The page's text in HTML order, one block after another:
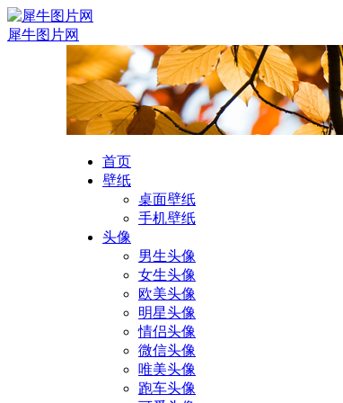
犀牛图片网
首页
壁纸
桌面壁纸
手机壁纸
头像
男生头像
女生头像
欧美头像
明星头像
情侣头像
微信头像
唯美头像
跑车头像